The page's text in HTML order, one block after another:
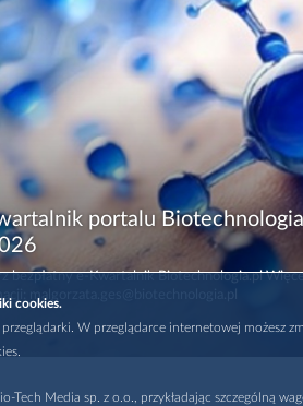
portalu
bezpłatny e-Kwartalnik Biotechnologia.pl
cookies.
W przeglądarce internetowej możesz
Media sp. z o.o., przykładając szczególną